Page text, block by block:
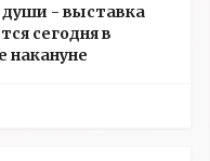
души - выставка
сегодня в
накануне